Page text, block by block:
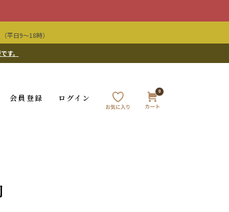
（平日9〜18時）
す。
会員登録 ログイン
0